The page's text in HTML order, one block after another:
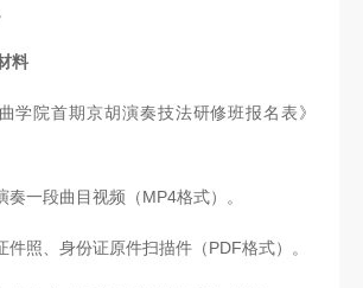
料
学院首期京胡演奏技法研修班报名表》
奏一段曲目视频（MP4格式）。
件照、身份证原件扫描件（PDF格式）。